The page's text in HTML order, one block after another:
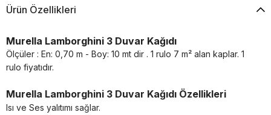
Ürün Özellikleri
Murella Lamborghini 3 Duvar Kağıdı
Ölçüler : En: 0,70 m - Boy: 10 mt dir . 1 rulo 7 m² alan kaplar. 1
rulo fiyatıdır.
Murella Lamborghini 3 Duvar Kağıdı Özellikleri
Isı ve Ses yalıtımı sağlar.